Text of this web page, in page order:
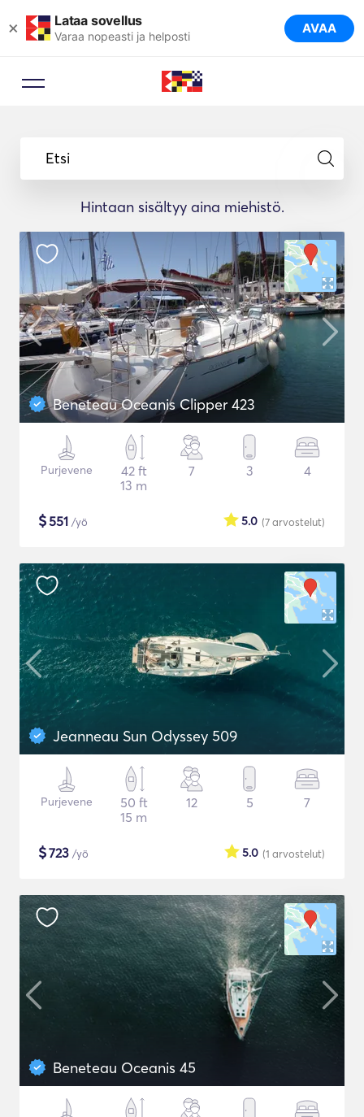
× Lataa sovellus
Varaa nopeasti ja helposti AVAA
Etsi
Hintaan sisältyy aina miehistö.
Beneteau Oceanis Clipper 423
Purjevene
42 ft
13 m
7 3 4
$551 /yö (7arvostelut)
5.0
Jeanneau Sun Odyssey 509
Purjevene
50 ft
15 m
12 5 7
$723 /yö (1 arvostelut)
5.0
Beneteau Oceanis 45